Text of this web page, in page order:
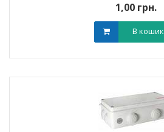
1,00 грн.
В кошик